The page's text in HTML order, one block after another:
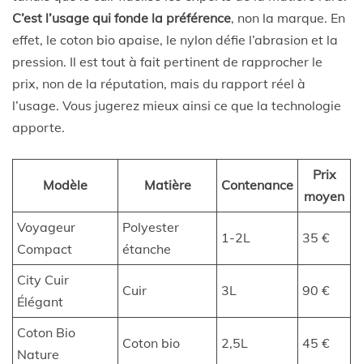
C’est l’usage qui fonde la préférence, non la marque. En
effet, le coton bio apaise, le nylon défie l’abrasion et la
pression. Il est tout à fait pertinent de rapprocher le
prix, non de la réputation, mais du rapport réel à
l’usage. Vous jugerez mieux ainsi ce que la technologie
apporte.
Modèle Matière Contenance
Prix
moyen
Voyageur
Compact
Polyester
étanche
1-2L 35 €
City Cuir
Élégant
Cuir 3L 90 €
Coton Bio
Nature
Coton bio 2,5L 45 €